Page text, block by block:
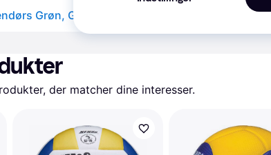
Grøn, Gul
der matcher dine interesser.